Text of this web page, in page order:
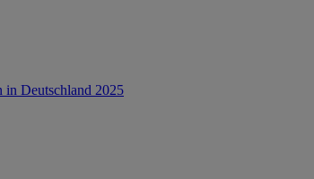
in Deutschland 2025